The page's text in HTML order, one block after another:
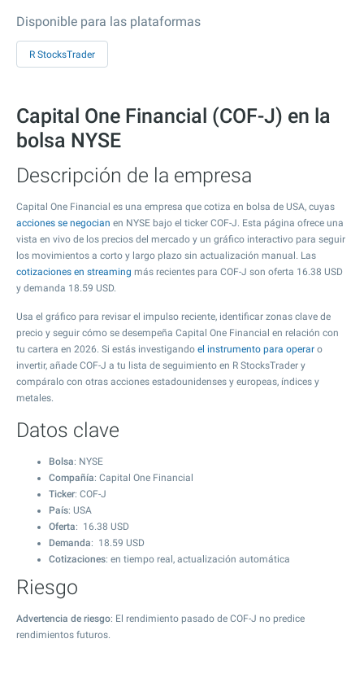
Disponible para las plataformas
R StocksTrader
Capital One Financial (COF-J) en la
bolsa NYSE
Descripción de la empresa
Capital One Financial es una empresa que cotiza en bolsa de USA, cuyas
acciones se negocian en NYSE bajo el ticker COF-J. Esta página ofrece una
vista en vivo de los precios del mercado y un gráfico interactivo para seguir
los movimientos a corto y largo plazo sin actualización manual. Las
cotizaciones en streaming más recientes para COF-J son oferta 16.38 USD
y demanda 18.59 USD.
Usa el gráfico para revisar el impulso reciente, identificar zonas clave de
precio y seguir cómo se desempeña Capital One Financial en relación con
tu cartera en 2026. Si estás investigando el instrumento para operar o
invertir, añade COF-J a tu lista de seguimiento en R StocksTrader y
compáralo con otras acciones estadounidenses y europeas, índices y
metales.
Datos clave
Bolsa: NYSE
Compañía: Capital One Financial
Ticker: COF-J
País: USA
Oferta: 16.38 USD
Demanda: 18.59 USD
Cotizaciones: en tiempo real, actualización automática
Riesgo
Advertencia de riesgo: El rendimiento pasado de COF-J no predice
rendimientos futuros.